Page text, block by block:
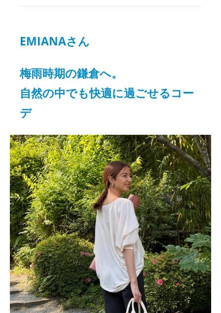
EMIANAさん
梅雨時期の鎌倉へ。
自然の中でも快適に過ごせるコー
デ